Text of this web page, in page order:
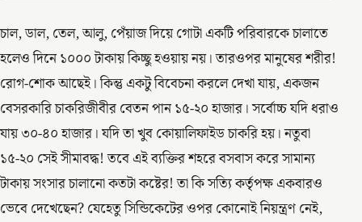
চাল, ডাল, তেল, আলু, পেঁয়াজ দিয়ে গোটা একটি পরিবারকে চালাতে
হলেও দিনে ১০০০ টাকায় কিচ্ছু হওয়ায় নয়। তারওপর মানুষের শরীর!
রোগ-শোক আছেই। কিন্তু একটু বিবেচনা করলে দেখা যায়, একজন
বেসরকারি চাকরিজীবীর বেতন পান ১৫-২০ হাজার। সর্বোচ্চ যদি ধরাও
যায় ৩০-৪০ হাজার। যদি তা খুব কোয়ালিফাইড চাকরি হয়। নতুবা
১৫-২০ সেই সীমাবদ্ধ! তবে এই ব্যক্তির শহরে বসবাস করে সামান্য
টাকায় সংসার চালানো কতটা কষ্টের! তা কি সত্যি কর্তৃপক্ষ একবারও
ভেবে দেখেছেন? যেহেতু সিন্ডিকেটের ওপর কোনোই নিয়ন্ত্রণ নেই,